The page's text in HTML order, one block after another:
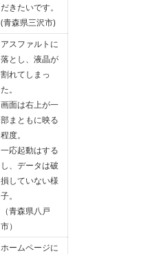
だきたいです。
(青森県三沢市)
アスファルトに
落とし、液晶が
割れてしまっ
た。
画面は右上が一
部まともに映る
程度。
一応起動はする
し、データは破
損していない様
子。
（青森県八戸
市）
ホームページに